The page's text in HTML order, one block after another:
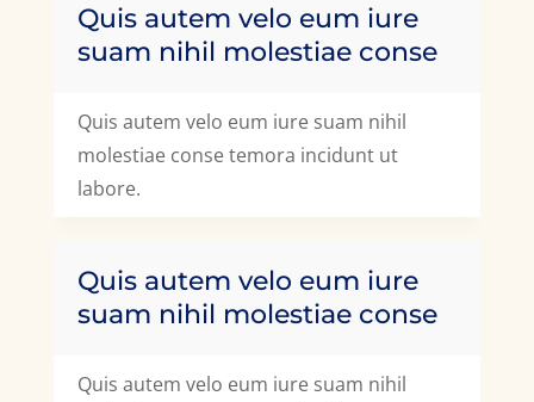
Quis autem velo eum iure
suam nihil molestiae conse
Quis autem velo eum iure suam nihil
molestiae conse temora incidunt ut
labore.
Quis autem velo eum iure
suam nihil molestiae conse
Quis autem velo eum iure suam nihil